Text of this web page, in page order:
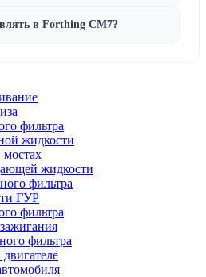
в Forthing CM7?
фильтра
жидкости
мостах
жидкости
фильтра
ГУР
фильтра
фильтра